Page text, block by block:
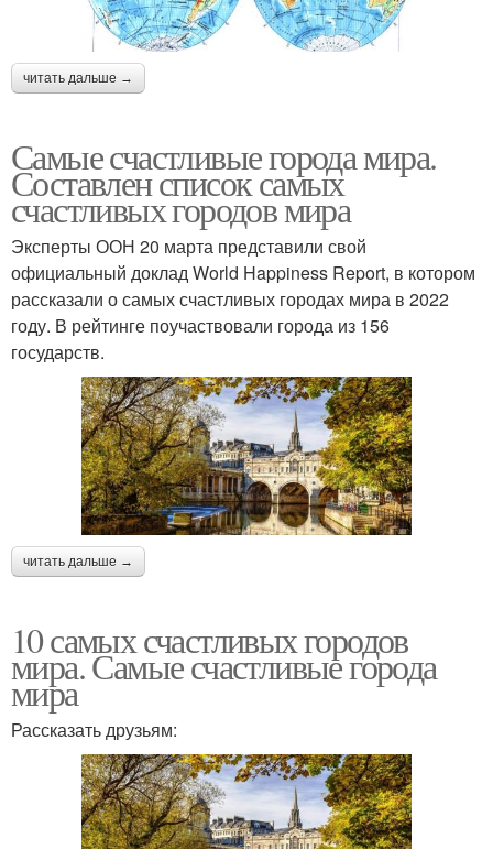
читать дальше →
Самые счастливые города мира.
Составлен список самых
счастливых городов мира
Эксперты ООН 20 марта представили свой
официальный доклад World Happiness Report, в котором
рассказали о самых счастливых городах мира в 2022
году. В рейтинге поучаствовали города из 156
государств.
читать дальше →
10 самых счастливых городов
мира. Самые счастливые города
мира
Рассказать друзьям: